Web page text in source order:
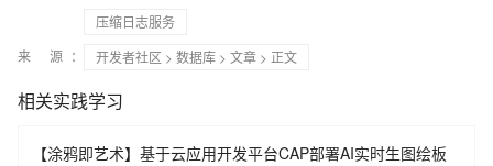
压缩日志服务
来 源：
开发者社区 > 数据库 > 文章 > 正文
相关实践学习
【涂鸦即艺术】基于云应用开发平台CAP部署AI实时生图绘板